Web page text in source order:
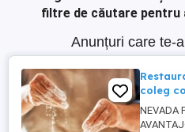
filtre de căutare pentru
Anunțuri care te-
coleg
NEVADA